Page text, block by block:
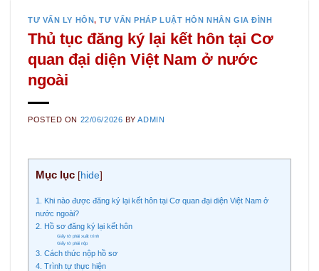
TƯ VẤN LY HÔN,TƯ VẤN PHÁP LUẬT HÔN NHÂN GIA ĐÌNH
Thủ tục đăng ký lại kết hôn tại Cơ
quan đại diện Việt Nam ở nước
ngoài
POSTED ON 22/06/2026 BYADMIN
Mục lục [hide]
1. Khi nào được đăng ký lại kết hôn tại Cơ quan đại diện Việt Nam ở
nước ngoài?
2. Hồ sơ đăng ký lại kết hôn
Giấy tờ phải xuất trình
Giấy tờ phải nộp
3. Cách thức nộp hồ sơ
4. Trình tự thực hiện